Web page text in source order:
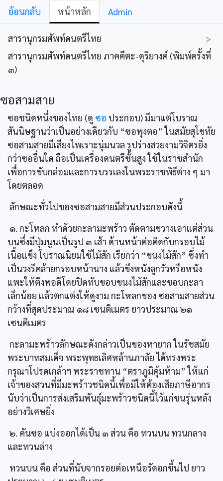
ย้อนกลับ หน้าหลัก Admin
สารานุกรมศัพท์ดนตรีไทย
>
สารานุกรมศัพท์ดนตรีไทย ภาคคีตะ-ดุริยางค์ (พิมพ์ครั้งที่
๓)
ซอสามสาย
ซอชนิดหนึ่งของไทย (ดู ซอ ประกอบ) มีมาแต่โบราณ
สันนิษฐานว่าเป็นอย่างเดียวกับ “ซอพุงตอ” ในสมัยสุโขทัย
ซอสามสายมีเสียงไพเราะนุ่มนวล รูปร่างสวยงามวิจิตรยิ่ง
กว่าซออื่นใด ถือเป็นเครื่องดนตรีชั้นสูง ใช้ในราชสำนัก
เพื่อการขับกล่อมและการบรรเลงในพระราชพิธีต่าง ๆ มา
โดยตลอด
ลักษณะทั่วไปของซอสามสายมีส่วนประกอบดังนี้
๑. กะโหลก ทำด้วยกะลามะพร้าว ตัดตามขวางเอาแต่ส่วน
บนซึ่งมีปุ่มนูนเป็นรูป ๓ เส้า ด้านหน้าต่อติดกับกรอบไม้
เนื้อแข็ง โบราณนิยมใช้ไม้สัก เรียกว่า “ขนงไม้สัก” ซึ่งทำ
เป็นวงรีคล้ายกรอบหน้านาง แล้วขึงหนังลูกวัวหรือหนัง
แพะให้ตึงพอดีโดยปิดทับขอบขนงไม้สักและขอบกะลา
เล็กน้อย แล้วตกแต่งให้ดูงาม กะโหลกของ ซอสามสายส่วน
กว้างที่สุดประมาณ ๑๘ เซนติเมตร ยาวประมาณ ๒๑
เซนติเมตร
กะลามะพร้าวลักษณะดังกล่าวเป็นของหายาก ในรัชสมัย
พระบาทสมเด็จ พระพุทธเลิศหล้านภาลัย ได้ทรงพระ
กรุณาโปรดเกล้าฯ พระราชทาน “ตราภูมิคุ้มห้าม” ให้แก่
เจ้าของสวนที่มีมะพร้าวชนิดนี้เพื่อมิให้ต้องเสียภาษีอากร
นับว่าเป็นการส่งเสริมพันธุ์มะพร้าวชนิดนี้ไว้แก่ชนรุ่นหลัง
อย่างวิเศษยิ่ง
๒. คันซอ แบ่งออกได้เป็น ๓ ส่วน คือ ทวนบน ทวนกลาง
และทวนล่าง
ทวนบน คือ ส่วนที่นับจากรอยต่อเหนือรัดอกขึ้นไป ยาว